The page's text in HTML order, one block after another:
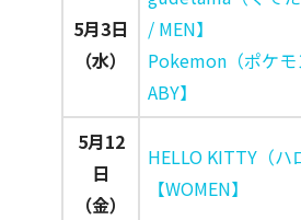
5月3日
（水）
/ MEN】
Pokemon（ポケ
ABY】
5月12
日
（金）
HELLO KITTY（ハ
【WOMEN】